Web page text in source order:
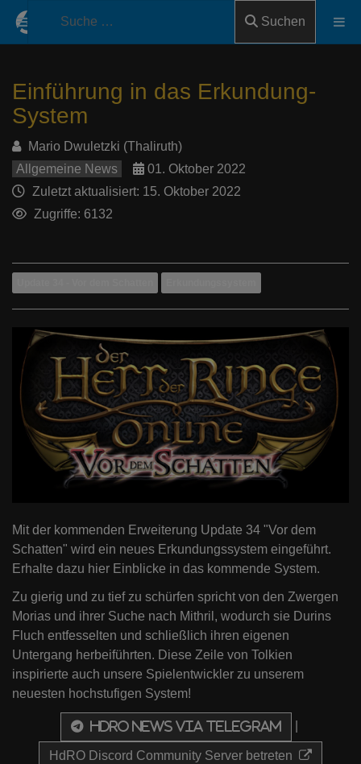
Suchen
Einführung in das Erkundung-
System
Mario Dwuletzki (Thaliruth)
Allgemeine News
01. Oktober 2022
Zuletzt aktualisiert: 15. Oktober 2022
Zugriffe: 6132
Mit der kommenden Erweiterung Update 34 "Vor dem
Schatten" wird ein neues Erkundungssystem eingeführt.
Erhalte dazu hier Einblicke in das kommende System.
Zu gierig und zu tief zu schürfen spricht von den Zwergen
Morias und ihrer Suche nach Mithril, wodurch sie Durins
Fluch entfesselten und schließlich ihren eigenen
Untergang herbeiführten. Diese Zeile von Tolkien
inspirierte auch unsere Spielentwickler zu unserem
neuesten hochstufigen System!
HdRO News via Telegram
HdRO Discord Community Server betreten